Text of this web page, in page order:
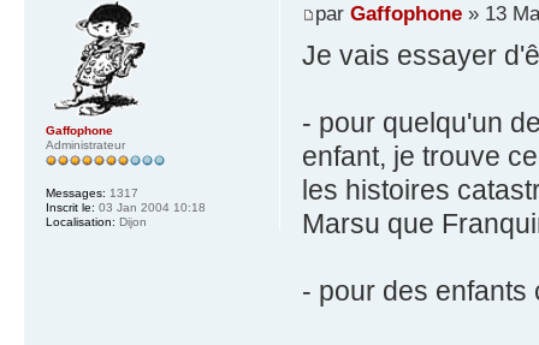
par Gaffophone» 13
Je vais essayer
- pour quelqu'un
enfant, je trouve
les histoires
Marsu que
- pour des
Gaffophone
Administrateur
Messages: 1317
Inscrit le: 03 Jan 2004 10:18
Localisation: Dijon